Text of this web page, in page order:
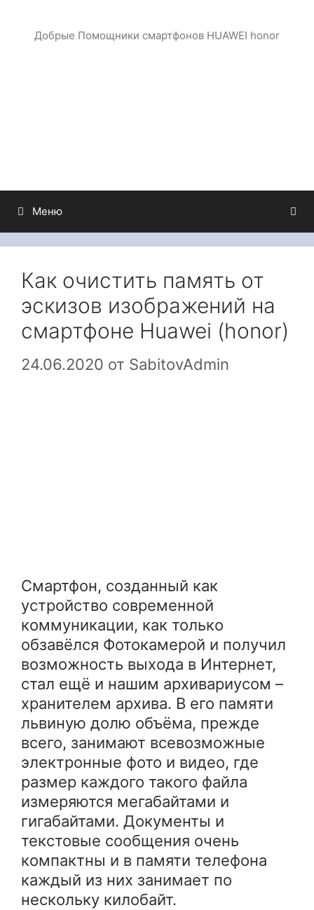
Добрые Помощники смартфонов HUAWEI honor
Меню
Как очистить память от
эскизов изображений на
смартфоне Huawei (honor)
24.06.2020 от SabitovAdmin
Смартфон, созданный как
устройство современной
коммуникации, как только
обзавёлся Фотокамерой и получил
возможность выхода в Интернет,
стал ещё и нашим архивариусом –
хранителем архива. В его памяти
львиную долю объёма, прежде
всего, занимают всевозможные
электронные фото и видео, где
размер каждого такого файла
измеряются мегабайтами и
гигабайтами. Документы и
текстовые сообщения очень
компактны и в памяти телефона
каждый из них занимает по
нескольку килобайт.